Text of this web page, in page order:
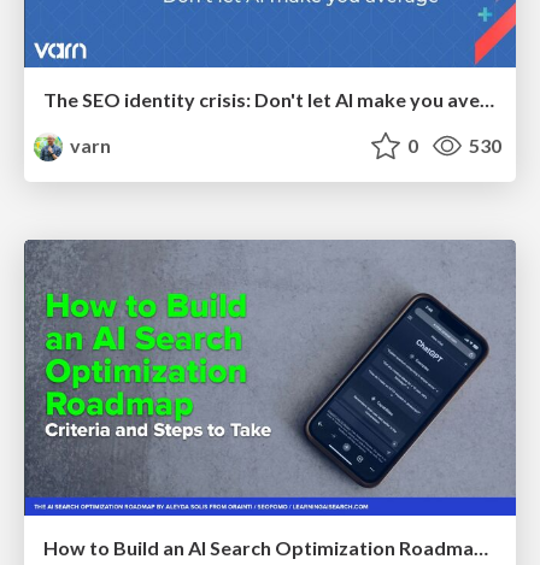
The SEO identity crisis: Don't let AI make you average
varn
0 530
How to Build an AI Search Optimization Roadmap - Criteria and Steps to Take #SEOIRL